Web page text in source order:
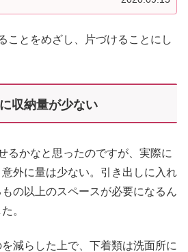
ことをめざし、片づけることにし
収納量が少ない
るかなと思ったのですが、実際に
外に量は少ない。引き出しに入れ
の以上のスペースが必要になるん
。
減らした上で、下着類は洗面所に